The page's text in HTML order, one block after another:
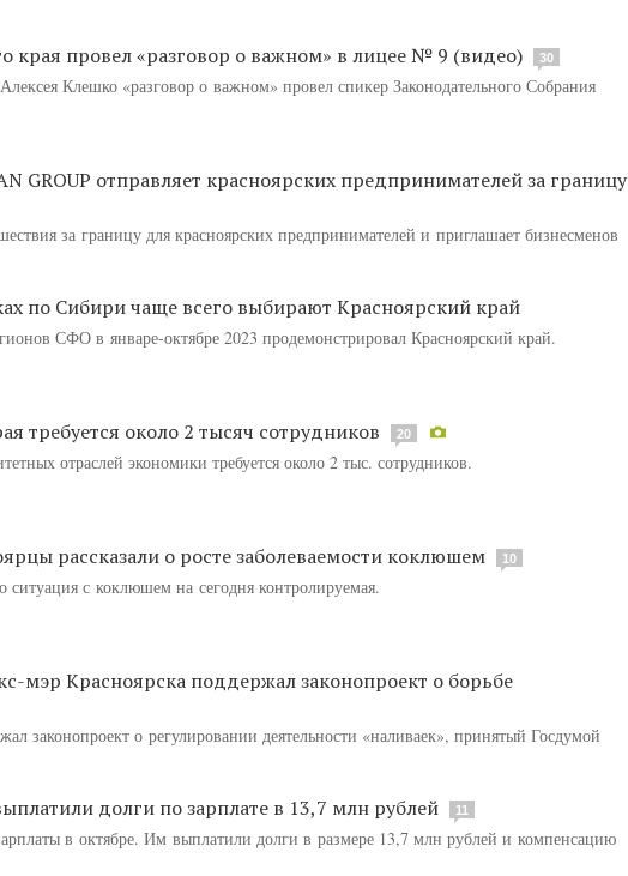
края провел «разговор о важном» в лицее № 9 (видео) 30
Клешко «разговор о важном» провел спикер Законодательного Собрания
GROUP отправляет красноярских предпринимателей за границу
за границу для красноярских предпринимателей и приглашает бизнесменов
по Сибири чаще всего выбирают Красноярский край
СФО в январе-октябре 2023 продемонстрировал Красноярский край.
требуется около 2 тысяч сотрудников 20
отраслей экономики требуется около 2 тыс. сотрудников.
рассказали о росте заболеваемости коклюшем 10
ситуация с коклюшем на сегодня контролируемая.
мэр Красноярска поддержал законопроект о борьбе
законопроект о регулировании деятельности «наливаек», принятый Госдумой
долги по зарплате в 13,7 млн рублей 11
в октябре. Им выплатили долги в размере 13,7 млн рублей и компенсацию